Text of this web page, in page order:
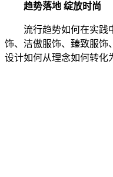
趋势落地 绽放时尚
流行趋势如何在实践中
饰、洁傲服饰、臻致服饰
设计如何从理念如何转化